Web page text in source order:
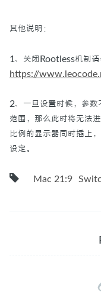
其他说明：
1、关闭Rootless机制请
https://
2、一旦设置时候，参数
范围，那么此时将无法
比例的显示器同时插上
设定。
Mac 21:9